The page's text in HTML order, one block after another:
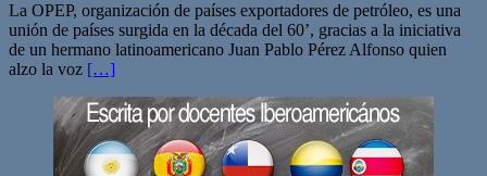
La OPEP, organización de países exportadores de petróleo, es una
unión de países surgida en la década del 60’, gracias a la iniciativa
de un hermano latinoamericano Juan Pablo Pérez Alfonso quien
alzo la voz […]